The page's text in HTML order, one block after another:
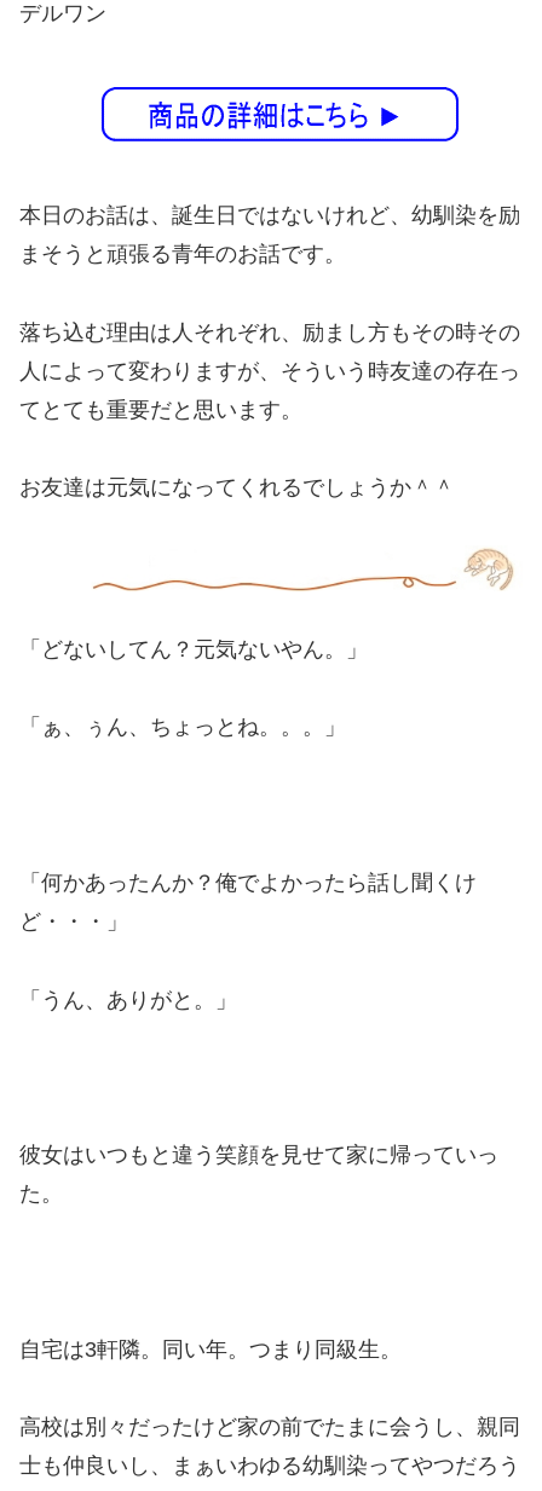
デルワン
本日のお話は、誕生日ではないけれど、幼馴染を励
まそうと頑張る青年のお話です。
落ち込む理由は人それぞれ、励まし方もその時その
人によって変わりますが、そういう時友達の存在っ
てとても重要だと思います。
お友達は元気になってくれるでしょうか＾＾
「どないしてん？元気ないやん。」
「ぁ、ぅん、ちょっとね。。。」
「何かあったんか？俺でよかったら話し聞くけ
ど・・・」
「うん、ありがと。」
彼女はいつもと違う笑顔を見せて家に帰っていっ
た。
自宅は3軒隣。同い年。つまり同級生。
高校は別々だったけど家の前でたまに会うし、親同
士も仲良いし、まぁいわゆる幼馴染ってやつだろう